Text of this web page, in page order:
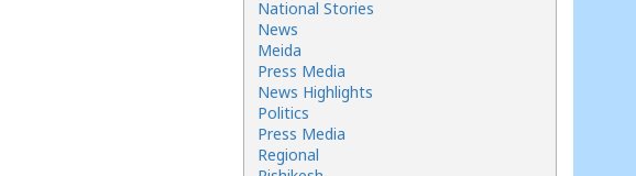
National Stories
News
Meida
Press Media
News Highlights
Politics
Press Media
Regional